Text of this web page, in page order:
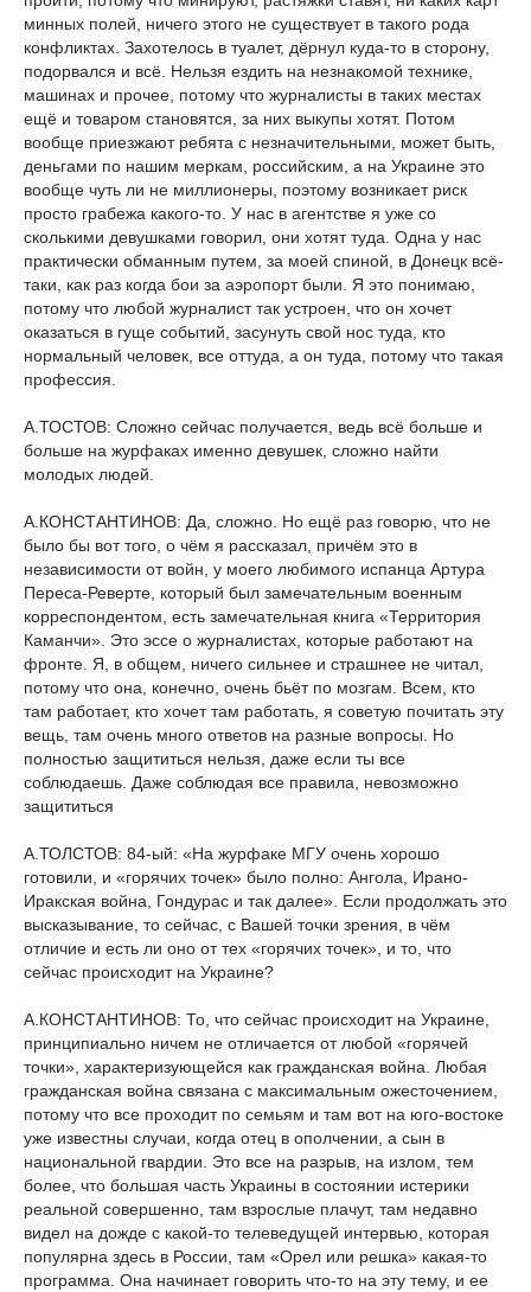
минных полей, ничего этого не существует в такого рода
конфликтах. Захотелось в туалет, дёрнул куда-то в сторону,
подорвался и всё. Нельзя ездить на незнакомой технике,
машинах и прочее, потому что журналисты в таких местах
ещё и товаром становятся, за них выкупы хотят. Потом
вообще приезжают ребята с незначительными, может быть,
деньгами по нашим меркам, российским, а на Украине это
вообще чуть ли не миллионеры, поэтому возникает риск
просто грабежа какого-то. У нас в агентстве я уже со
сколькими девушками говорил, они хотят туда. Одна у нас
практически обманным путем, за моей спиной, в Донецк всё-
таки, как раз когда бои за аэропорт были. Я это понимаю,
потому что любой журналист так устроен, что он хочет
оказаться в гуще событий, засунуть свой нос туда, кто
нормальный человек, все оттуда, а он туда, потому что такая
профессия.
А.ТОСТОВ: Сложно сейчас получается, ведь всё больше и
больше на журфаках именно девушек, сложно найти
молодых людей.
А.КОНСТАНТИНОВ: Да, сложно. Но ещё раз говорю, что не
было бы вот того, о чём я рассказал, причём это в
независимости от войн, у моего любимого испанца Артура
Переса-Реверте, который был замечательным военным
корреспондентом, есть замечательная книга «Территория
Каманчи». Это эссе о журналистах, которые работают на
фронте. Я, в общем, ничего сильнее и страшнее не читал,
потому что она, конечно, очень бьёт по мозгам. Всем, кто
там работает, кто хочет там работать, я советую почитать эту
вещь, там очень много ответов на разные вопросы. Но
полностью защититься нельзя, даже если ты все
соблюдаешь. Даже соблюдая все правила, невозможно
защититься
А.ТОЛСТОВ: 84-ый: «На журфаке МГУ очень хорошо
готовили, и «горячих точек» было полно: Ангола, Ирано-
Иракская война, Гондурас и так далее». Если продолжать это
высказывание, то сейчас, с Вашей точки зрения, в чём
отличие и есть ли оно от тех «горячих точек», и то, что
сейчас происходит на Украине?
А.КОНСТАНТИНОВ: То, что сейчас происходит на Украине,
принципиально ничем не отличается от любой «горячей
точки», характеризующейся как гражданская война. Любая
гражданская война связана с максимальным ожесточением,
потому что все проходит по семьям и там вот на юго-востоке
уже известны случаи, когда отец в ополчении, а сын в
национальной гвардии. Это все на разрыв, на излом, тем
более, что большая часть Украины в состоянии истерики
реальной совершенно, там взрослые плачут, там недавно
видел на дожде с какой-то телеведущей интервью, которая
популярна здесь в России, там «Орел или решка» какая-то
программа. Она начинает говорить что-то на эту тему, и ее